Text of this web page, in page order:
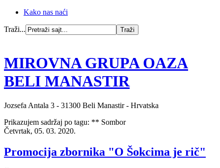
Kako nas naći
Traži...
MIROVNA GRUPA OAZA
BELI MANASTIR
Jozsefa Antala 3 - 31300 Beli Manastir - Hrvatska
Prikazujem sadržaj po tagu: ** Sombor
Četvrtak, 05. 03. 2020.
Promocija zbornika "O Šokcima je rič"